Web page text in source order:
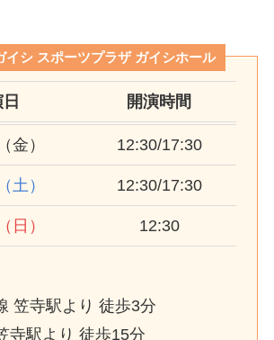
イシ スポーツプラザ ガイシホール
開演時間
金） 12:30/17:30
土） 12:30/17:30
日） 12:30
笠寺駅より 徒歩3分
寺駅より 徒歩15分